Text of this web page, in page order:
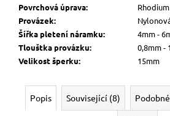
Povrchová úprava:
Rhodium
Provázek:
Šířka pletení náramku:
4mm -
Tlouštka provázku:
0,8mm -
Velikost šperku: 15mm
Popis Související (8)